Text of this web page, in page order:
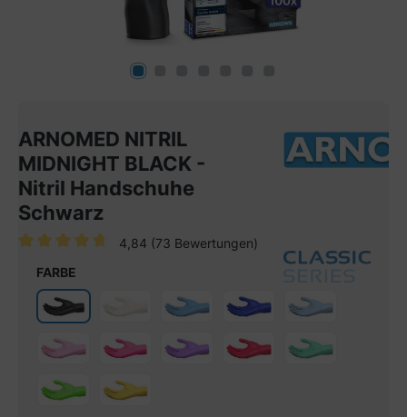
ARNOMED NITRIL
MIDNIGHT BLACK -
Nitril Handschuhe
Schwarz
Durchschnittliche Bewertung von 4.8 von 5 Sternen
4,84 (73 Bewertungen)
FARBE